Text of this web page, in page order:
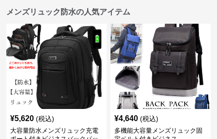
メンズリュック防水の人気アイテム
¥5,620 (税込)
大容量防水メンズリュック充電
¥4,640 (税込)
多機能大容量メンズリュック固